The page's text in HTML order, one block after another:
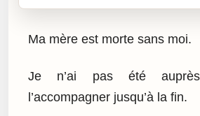
Ma mère est morte sans moi.
Je n’ai pas été
l’accompagner jusqu’à la fin.